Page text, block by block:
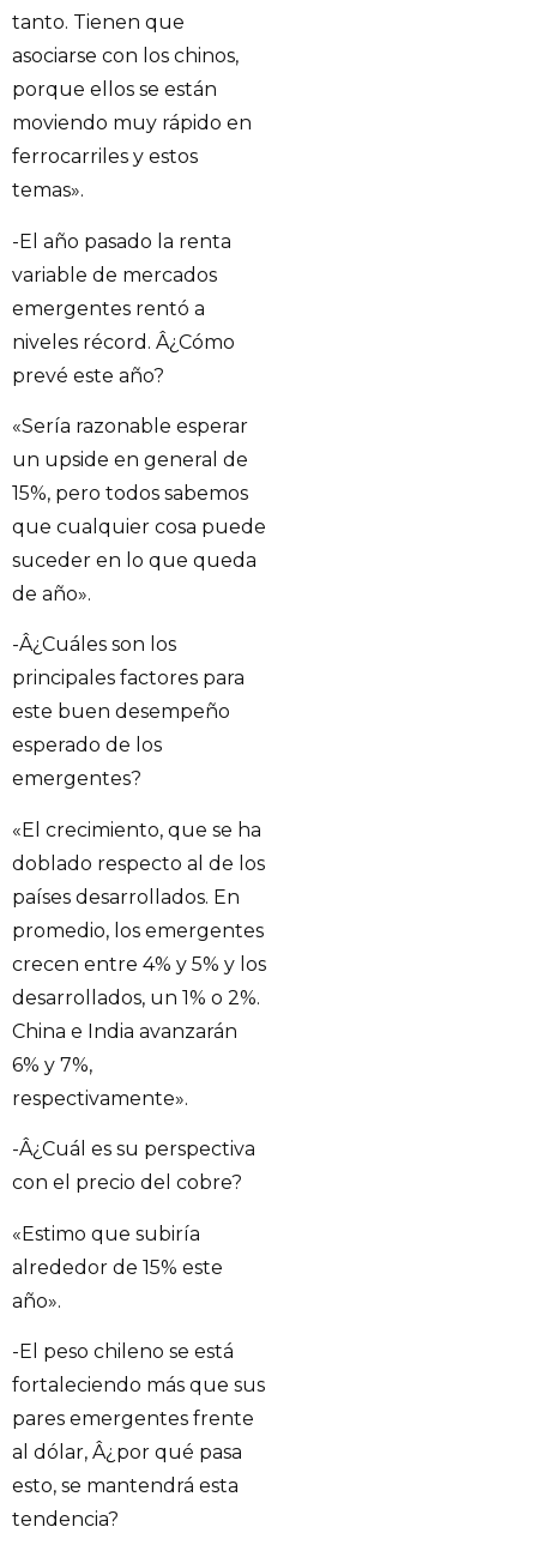
tanto. Tienen que
asociarse con los chinos,
porque ellos se están
moviendo muy rápido en
ferrocarriles y estos
temas».
-El año pasado la renta
variable de mercados
emergentes rentó a
niveles récord. Â¿Cómo
prevé este año?
«Sería razonable esperar
un upside en general de
15%, pero todos sabemos
que cualquier cosa puede
suceder en lo que queda
de año».
-Â¿Cuáles son los
principales factores para
este buen desempeño
esperado de los
emergentes?
«El crecimiento, que se ha
doblado respecto al de los
países desarrollados. En
promedio, los emergentes
crecen entre 4% y 5% y los
desarrollados, un 1% o 2%.
China e India avanzarán
6% y 7%,
respectivamente».
-Â¿Cuál es su perspectiva
con el precio del cobre?
«Estimo que subiría
alrededor de 15% este
año».
-El peso chileno se está
fortaleciendo más que sus
pares emergentes frente
al dólar, Â¿por qué pasa
esto, se mantendrá esta
tendencia?